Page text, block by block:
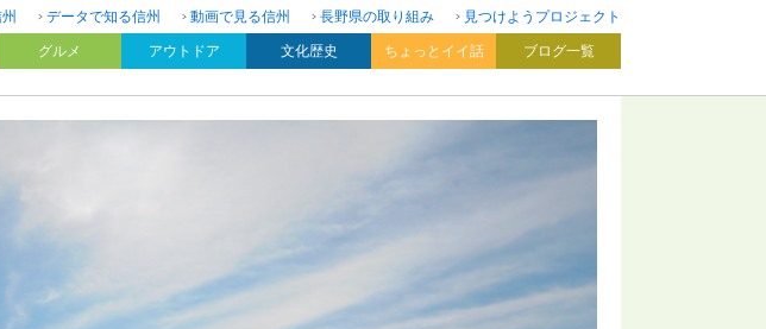
データで知る信州 動画で見る信州 長野県の取り組み
見つけようプロジェクト
グルメ アウトドア 文化歴史 ちょっとイイ話 ブログ一覧